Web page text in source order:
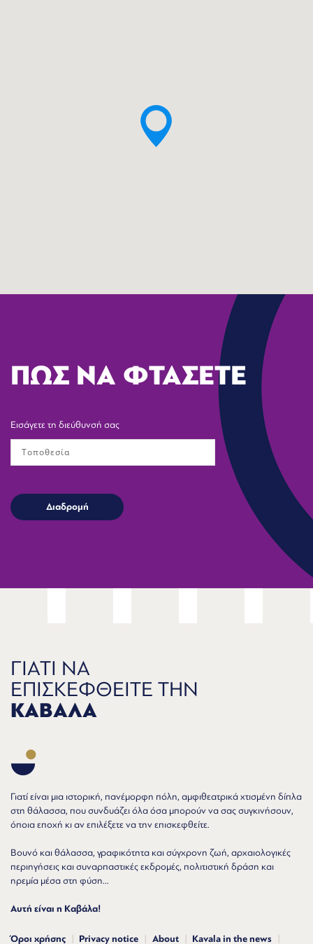
ΠΩΣ ΝΑ ΦΤΑΣΕΤΕ
Εισάγετε τη διεύθυνσή σας
ΓΙΑΤΙ ΝΑ
ΕΠΙΣΚΕΦΘΕΙΤΕ ΤΗΝ
ΚΑΒΑΛΑ
Γιατί είναι μια ιστορική, πανέμορφη πόλη, αμφιθεατρικά χτισμένη δίπλα
στη θάλασσα, που συνδυάζει όλα όσα μπορούν να σας συγκινήσουν,
όποια εποχή κι αν επιλέξετε να την επισκεφθείτε.
Βουνό και θάλασσα, γραφικότητα και σύγχρονη ζωή, αρχαιολογικές
περιηγήσεις και συναρπαστικές εκδρομές, πολιτιστική δράση και
ηρεμία μέσα στη φύση...
Αυτή είναι η Καβάλα!
Όροι χρήσης Privacy notice About Kavala in the news